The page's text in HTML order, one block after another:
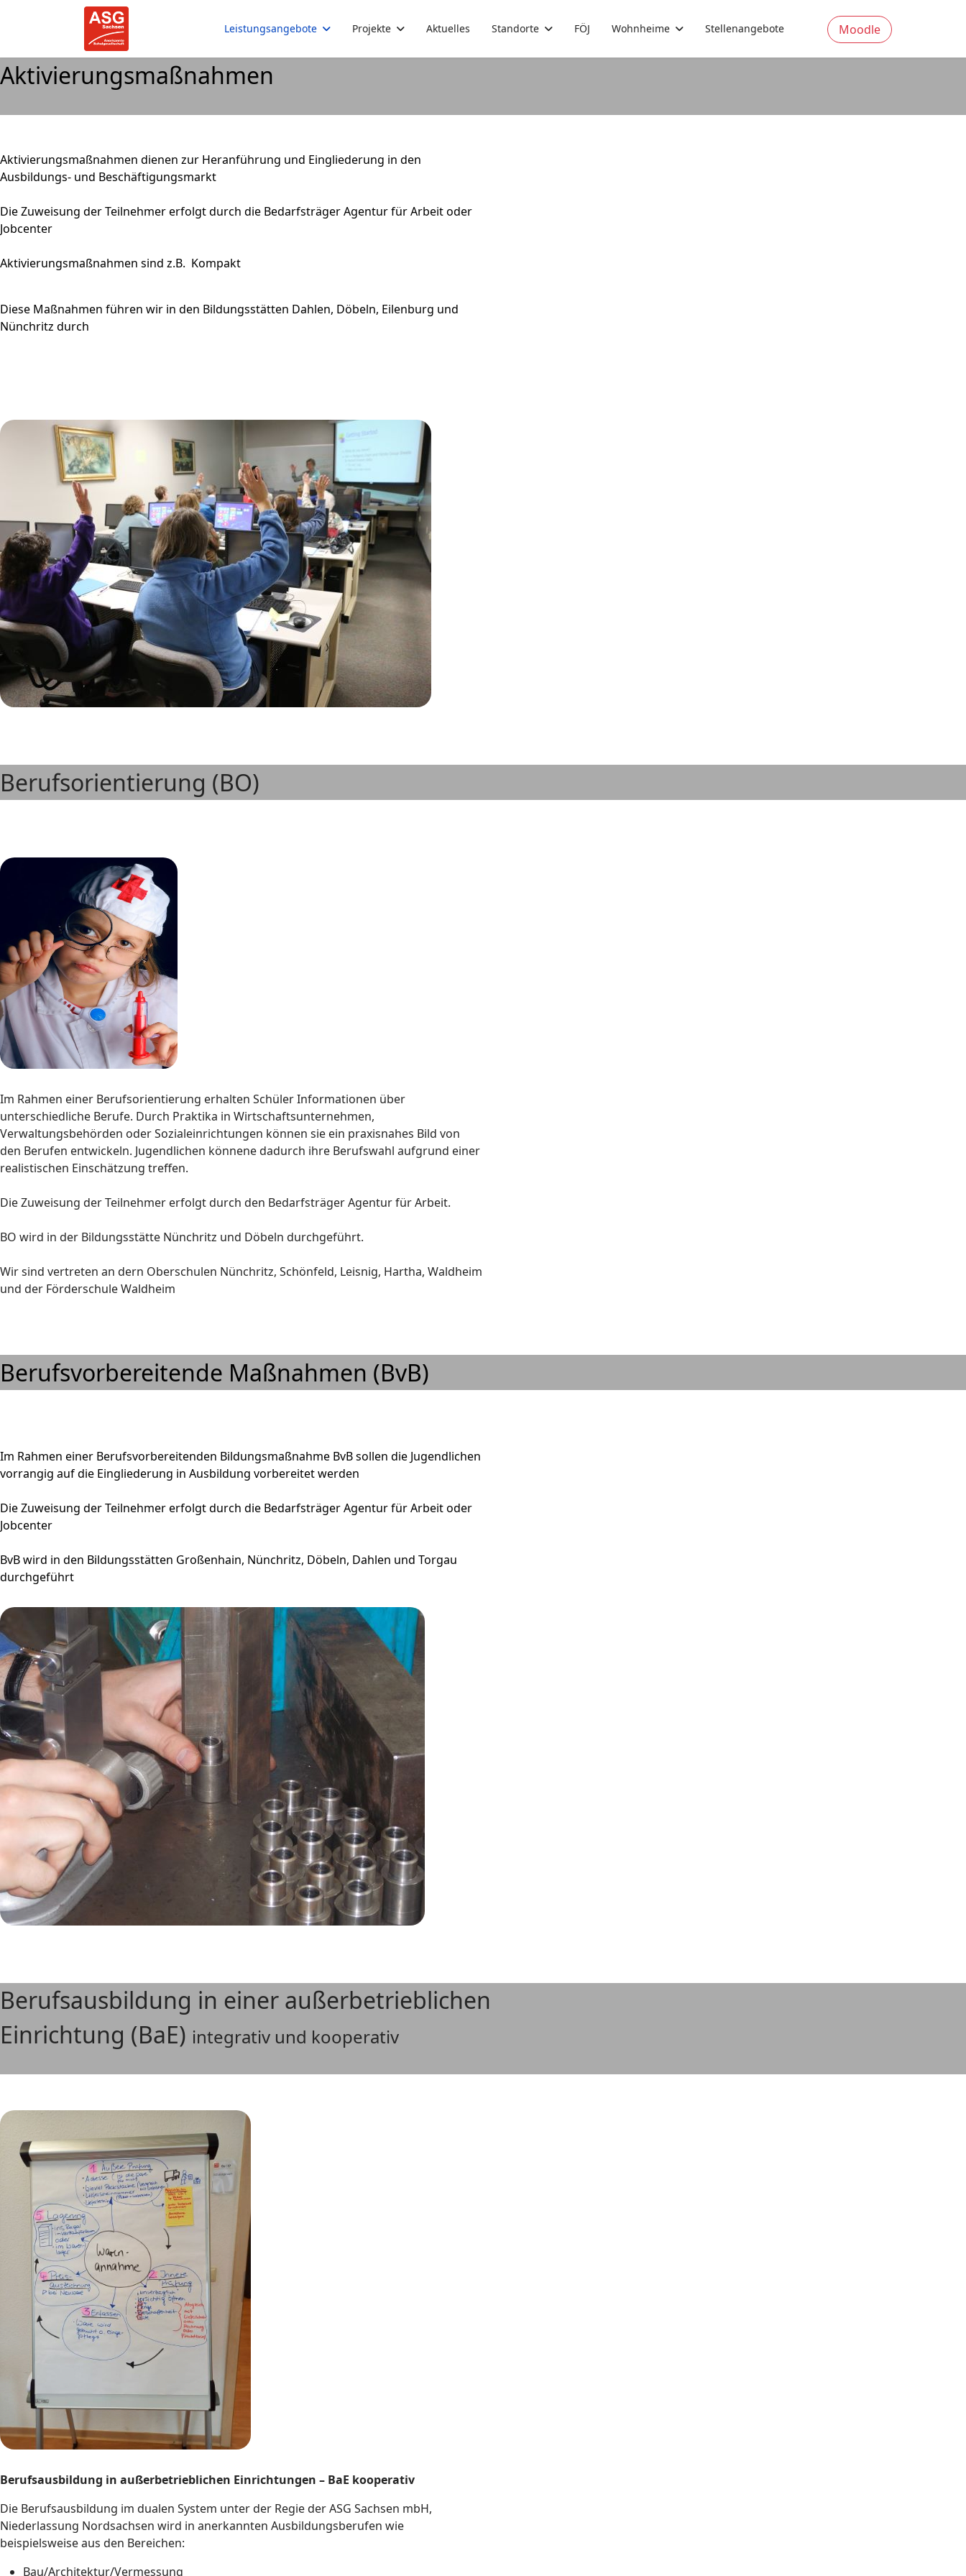
Leistungsangebote Projekte Aktuelles Standorte FÖJ Wohnheime Stellenangebote Moodle
Aktivierungsmaßnahmen
Aktivierungsmaßnahmen dienen zur Heranführung und Eingliederung in den
Ausbildungs- und Beschäftigungsmarkt
Die Zuweisung der Teilnehmer erfolgt durch die Bedarfsträger Agentur für Arbeit oder
Jobcenter
Aktivierungsmaßnahmen sind z.B. Kompakt
Diese Maßnahmen führen wir in den Bildungsstätten Dahlen, Döbeln, Eilenburg und
Nünchritz durch
Berufsorientierung (BO)
Im Rahmen einer Berufsorientierung erhalten Schüler Informationen über
unterschiedliche Berufe. Durch Praktika in Wirtschaftsunternehmen,
Verwaltungsbehörden oder Sozialeinrichtungen können sie ein praxisnahes Bild von
den Berufen entwickeln. Jugendlichen könnene dadurch ihre Berufswahl aufgrund einer
realistischen Einschätzung treffen.
Die Zuweisung der Teilnehmer erfolgt durch den Bedarfsträger Agentur für Arbeit.
BO wird in der Bildungsstätte Nünchritz und Döbeln durchgeführt.
Wir sind vertreten an dern Oberschulen Nünchritz, Schönfeld, Leisnig, Hartha, Waldheim
und der Förderschule Waldheim
Berufsvorbereitende Maßnahmen (BvB)
Im Rahmen einer Berufsvorbereitenden Bildungsmaßnahme BvB sollen die Jugendlichen
vorrangig auf die Eingliederung in Ausbildung vorbereitet werden
Die Zuweisung der Teilnehmer erfolgt durch die Bedarfsträger Agentur für Arbeit oder
Jobcenter
BvB wird in den Bildungsstätten Großenhain, Nünchritz, Döbeln, Dahlen und Torgau
durchgeführt
Berufsausbildung in einer außerbetrieblichen
Einrichtung (BaE) integrativ und kooperativ
Berufsausbildung in außerbetrieblichen Einrichtungen – BaE kooperativ
Die Berufsausbildung im dualen System unter der Regie der ASG Sachsen mbH,
Niederlassung Nordsachsen wird in anerkannten Ausbildungsberufen wie
beispielsweise aus den Bereichen:
Bau/Architektur/Vermessung